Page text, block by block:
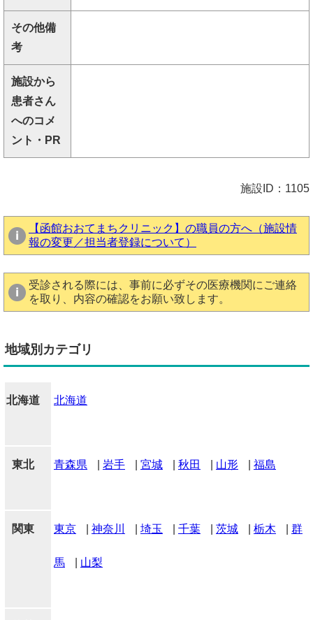
その他備
考
施設から
患者さん
へのコメ
ント・PR
施設ID：1105
【函館おおてまちクリニック】の職員の方へ（施設情
報の変更／担当者登録について）
受診される際には、事前に必ずその医療機関にご連絡
を取り、内容の確認をお願い致します。
地域別カテゴリ
北海道 北海道
東北 青森県 岩手 宮城 秋田 山形 福島
関東 東京 神奈川 埼玉 千葉 茨城 栃木 群
馬 山梨